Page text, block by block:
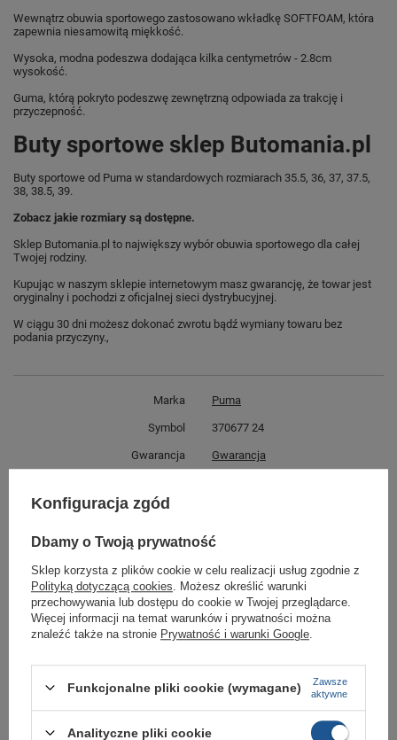
Wewnątrz obuwia sportowego zastosowano wkładkę SOFTFOAM, która
zapewnia niesamowitą miękkość.
Wysoka, modna podeszwa dodająca kilka centymetrów - 2.8cm
wysokość.
Guma, którą pokryto podeszwę zewnętrzną odpowiada za trakcję i
przyczepność.
Buty sportowe sklep Butomania.pl
Buty sportowe od Puma w standardowych rozmiarach 35.5, 36, 37, 37.5,
38, 38.5, 39.
Zobacz jakie rozmiary są dostępne.
Sklep Butomania.pl to największy wybór obuwia sportowego dla całej
Twojej rodziny.
Kupując w naszym sklepie internetowym masz gwarancję, że towar jest
oryginalny i pochodzi z oficjalnej sieci dystrybucyjnej.
W ciągu 30 dni możesz dokonać zwrotu bądź wymiany towaru bez
podania przyczyny.,
Marka Puma
Symbol 370677 24
Gwarancja Gwarancja
Materiał zewnętrzny skóra ekologiczna
Zapięcie sznurowane
GWARANCJA
Czas na reklamację z tytułu rękojmi
2 lata
rękojmia wyłączona dla przedsiębiorców
Adres do reklamacji
Konfiguracja zgód
Dbamy o Twoją prywatność
Sklep korzysta z plików cookie w celu realizacji usług zgodnie z
Polityką dotyczącą cookies . Możesz określić warunki
przechowywania lub dostępu do cookie w Twojej przeglądarce.
Więcej informacji na temat warunków i prywatności można
znaleźć także na stronie Prywatność i warunki Google
Funkcjonalne pliki cookie (wymagane)
Zawsze
aktywne
Analityczne pliki cookie